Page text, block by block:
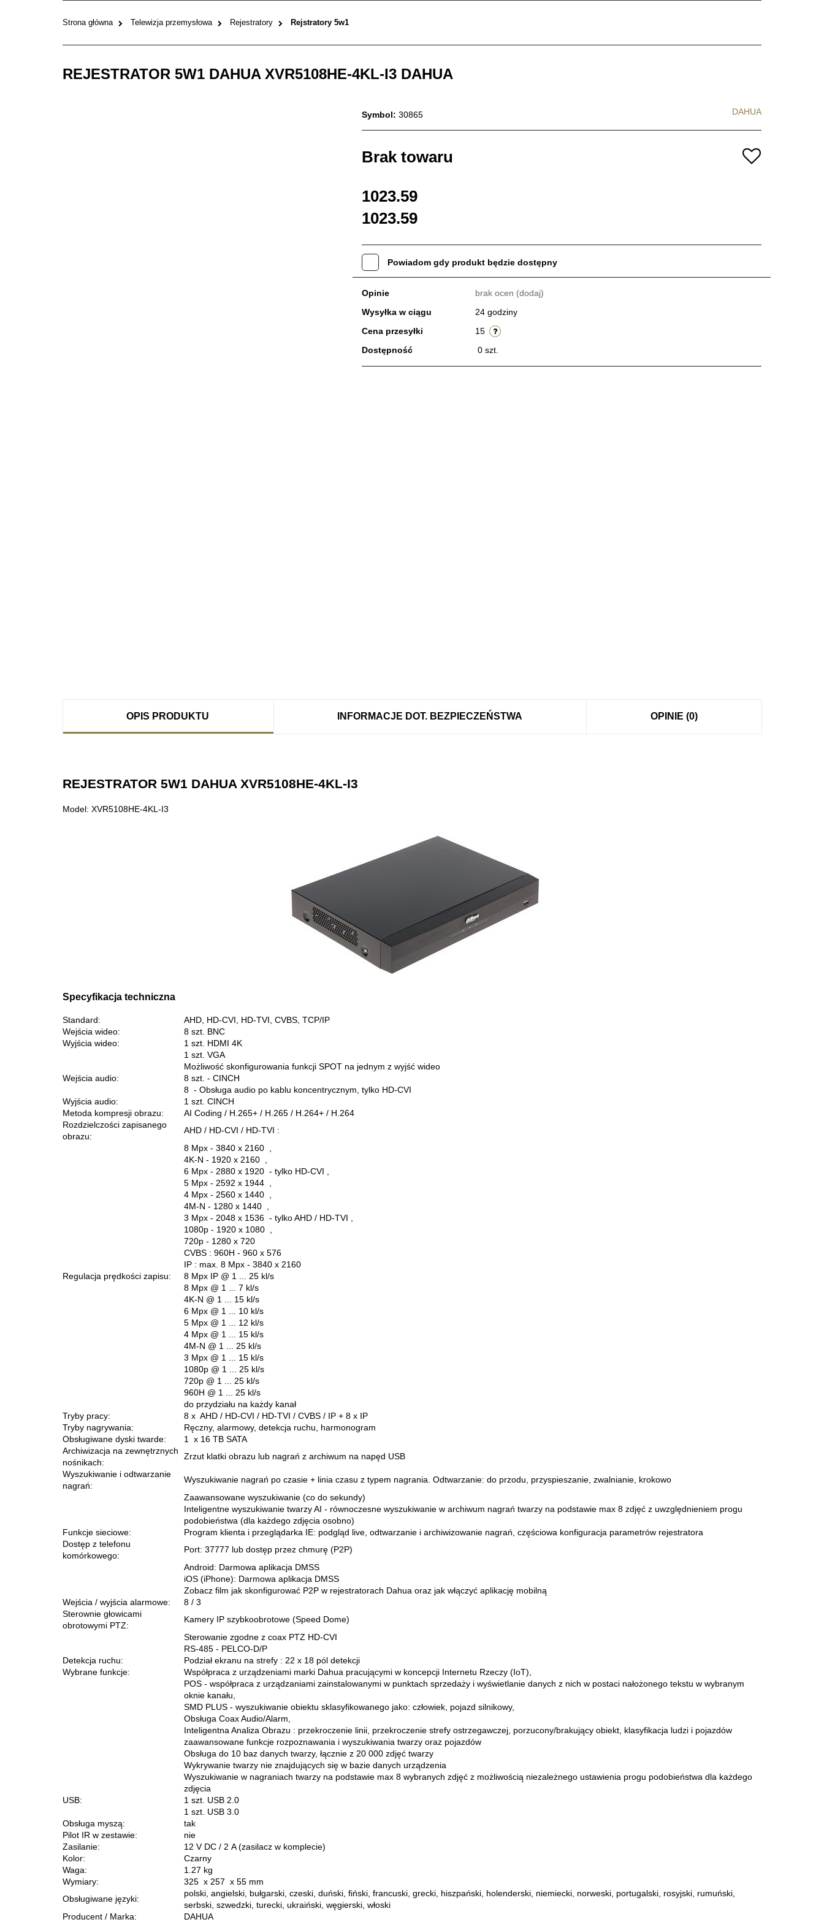
Strona główna Telewizja przemysłowa Rejestratory Rejstratory 5w1
REJESTRATOR 5W1 DAHUA XVR5108HE-4KL-I3 DAHUA
Symbol: 30865 DAHUA
Brak towaru
1023.59
1023.59
Powiadom gdy produkt będzie dostępny
Opinie brak ocen (dodaj)
Wysyłka w ciągu
24 godziny
Cena przesyłki
15
Dostępność
0 szt.
OPIS PRODUKTU INFORMACJE DOT. BEZPIECZEŃSTWA OPINIE (0)
REJESTRATOR 5W1 DAHUA XVR5108HE-4KL-I3
Model: XVR5108HE-4KL-I3
Specyfikacja techniczna
Standard:
AHD, HD-CVI, HD-TVI, CVBS, TCP/IP
Wejścia wideo:
8 szt. BNC
Wyjścia wideo:
1 szt. HDMI 4K
1 szt. VGA
Możliwość skonfigurowania funkcji SPOT na jednym z wyjść wideo
Wejścia audio:
8 szt. - CINCH
8 - Obsługa audio po kablu koncentrycznym, tylko HD-CVI
Wyjścia audio:
1 szt. CINCH
Metoda kompresji obrazu:
AI Coding / H.265+ / H.265 / H.264+ / H.264
Rozdzielczości zapisanego
obrazu:
AHD / HD-CVI / HD-TVI :
8 Mpx - 3840 x 2160 ,
4K-N - 1920 x 2160 ,
6 Mpx - 2880 x 1920 - tylko HD-CVI ,
5 Mpx - 2592 x 1944 ,
4 Mpx - 2560 x 1440 ,
4M-N - 1280 x 1440 ,
3 Mpx - 2048 x 1536 - tylko AHD / HD-TVI ,
1080p - 1920 x 1080 ,
720p - 1280 x 720
CVBS : 960H - 960 x 576
IP : max. 8 Mpx - 3840 x 2160
Regulacja prędkości zapisu:
8 Mpx IP @ 1 ... 25 kl/s
8 Mpx @ 1 ... 7 kl/s
4K-N @ 1 ... 15 kl/s
6 Mpx @ 1 ... 10 kl/s
5 Mpx @ 1 ... 12 kl/s
4 Mpx @ 1 ... 15 kl/s
4M-N @ 1 ... 25 kl/s
3 Mpx @ 1 ... 15 kl/s
1080p @ 1 ... 25 kl/s
720p @ 1 ... 25 kl/s
960H @ 1 ... 25 kl/s
do przydziału na każdy kanał
Tryby pracy:
8 x AHD / HD-CVI / HD-TVI / CVBS / IP + 8 x IP
Tryby nagrywania:
Ręczny, alarmowy, detekcja ruchu, harmonogram
Obsługiwane dyski twarde:
1 x 16 TB SATA
Archiwizacja na zewnętrznych
nośnikach:
Zrzut klatki obrazu lub nagrań z archiwum na napęd USB
Wyszukiwanie i odtwarzanie
nagrań:
Wyszukiwanie nagrań po czasie + linia czasu z typem nagrania. Odtwarzanie: do przodu, przyspieszanie, zwalnianie, krokowo
Zaawansowane wyszukiwanie (co do sekundy)
Inteligentne wyszukiwanie twarzy AI - równoczesne wyszukiwanie w archiwum nagrań twarzy na podstawie max 8 zdjęć z uwzględnieniem progu
podobieństwa (dla każdego zdjęcia osobno)
Funkcje sieciowe:
Program klienta i przeglądarka IE: podgląd live, odtwarzanie i archiwizowanie nagrań, częściowa konfiguracja parametrów rejestratora
Dostęp z telefonu
komórkowego:
Port: 37777 lub dostęp przez chmurę (P2P)
Android: Darmowa aplikacja DMSS
iOS (iPhone): Darmowa aplikacja DMSS
Zobacz film jak skonfigurować P2P w rejestratorach Dahua oraz jak włączyć aplikację mobilną
Wejścia / wyjścia alarmowe:
8 / 3
Sterownie głowicami
obrotowymi PTZ:
Kamery IP szybkoobrotowe (Speed Dome)
Sterowanie zgodne z coax PTZ HD-CVI
RS-485 - PELCO-D/P
Detekcja ruchu:
Podział ekranu na strefy : 22 x 18 pól detekcji
Wybrane funkcje:
Współpraca z urządzeniami marki Dahua pracującymi w koncepcji Internetu Rzeczy (IoT),
POS - współpraca z urządzaniami zainstalowanymi w punktach sprzedaży i wyświetlanie danych z nich w postaci nałożonego tekstu w wybranym
oknie kanału,
SMD PLUS - wyszukiwanie obiektu sklasyfikowanego jako: człowiek, pojazd silnikowy,
Obsługa Coax Audio/Alarm,
Inteligentna Analiza Obrazu : przekroczenie linii, przekroczenie strefy ostrzegawczej, porzucony/brakujący obiekt, klasyfikacja ludzi i pojazdów
zaawansowane funkcje rozpoznawania i wyszukiwania twarzy oraz pojazdów
Obsługa do 10 baz danych twarzy, łącznie z 20 000 zdjęć twarzy
Wykrywanie twarzy nie znajdujących się w bazie danych urządzenia
Wyszukiwanie w nagraniach twarzy na podstawie max 8 wybranych zdjęć z możliwością niezależnego ustawienia progu podobieństwa dla każdego
zdjęcia
USB:
1 szt. USB 2.0
1 szt. USB 3.0
Obsługa myszą:
tak
Pilot IR w zestawie:
nie
Zasilanie:
12 V DC / 2 A (zasilacz w komplecie)
Kolor:
Czarny
Waga:
1.27 kg
Wymiary:
325 x 257 x 55 mm
Obsługiwane języki:
polski, angielski, bułgarski, czeski, duński, fiński, francuski, grecki, hiszpański, holenderski, niemiecki, norweski, portugalski, rosyjski, rumuński,
serbski, szwedzki, turecki, ukraiński, węgierski, włoski
Producent / Marka:
DAHUA